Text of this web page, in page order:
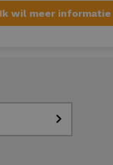
Ik wil meer informatie